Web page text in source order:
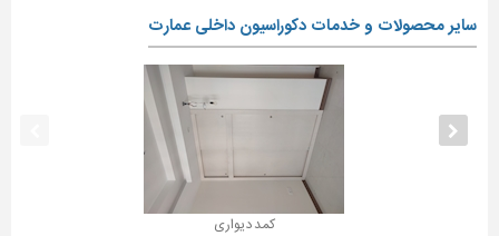
سایر محصولات و خدمات دکوراسیون داخلی عمارت
کمد دیواری